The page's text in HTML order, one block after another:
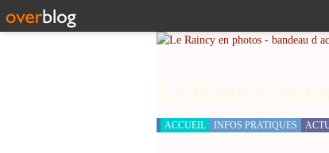
ACCUEIL INFOS PRATIQUES